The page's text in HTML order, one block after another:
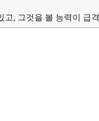
고, 그것을 볼 능력이